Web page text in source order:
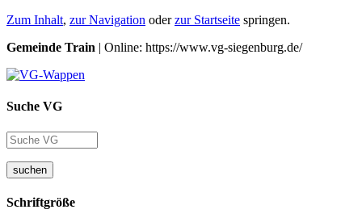
Zum Inhalt, zur Navigation oderzur Startseite springen.
Gemeinde Train | Online: https://www.vg-siegenburg.de/
Suche VG
suchen
Schriftgröße